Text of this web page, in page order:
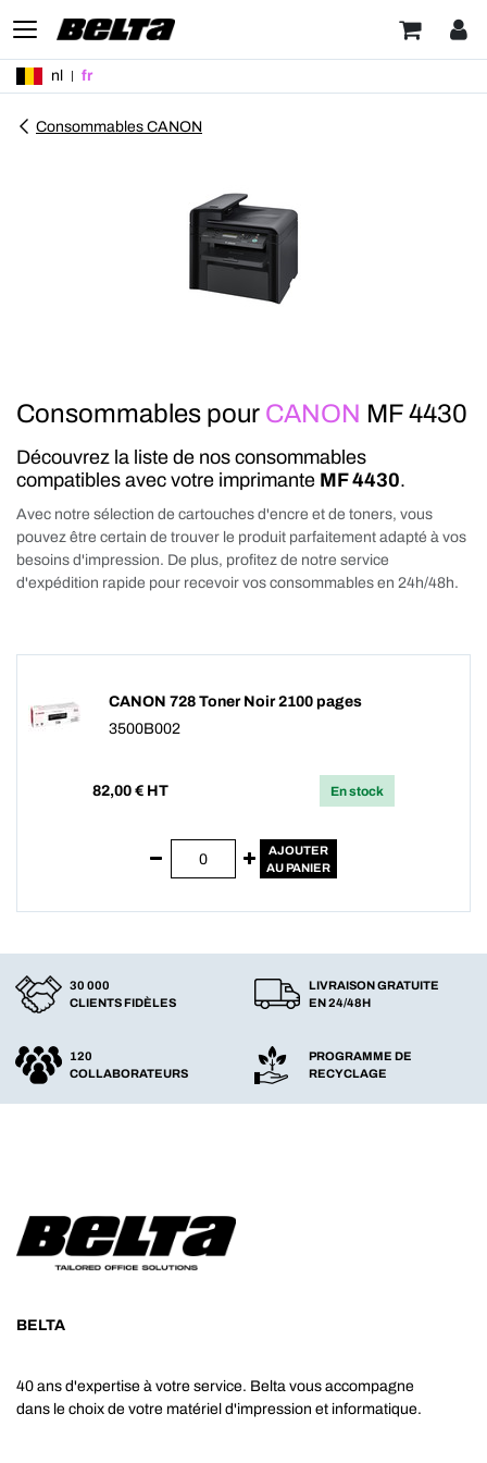
nl fr
Consommables CANON
Consommables pour CANON MF 4430
Découvrez la liste de nos consommables
compatibles avec votre imprimante MF 4430.
Avec notre sélection de cartouches d'encre et de toners, vous
pouvez être certain de trouver le produit parfaitement adapté à vos
besoins d'impression. De plus, profitez de notre service
d'expédition rapide pour recevoir vos consommables en 24h/48h.
CANON 728 Toner Noir 2100 pages
3500B002
82,00 € HT En stock
AJOUTER
AU PANIER
30 000
CLIENTS FIDÈLES
LIVRAISON GRATUITE
EN 24/48H
120
COLLABORATEURS
PROGRAMME DE
RECYCLAGE
BELTA
40 ans d'expertise à votre service. Belta vous accompagne
dans le choix de votre matériel d'impression et informatique.